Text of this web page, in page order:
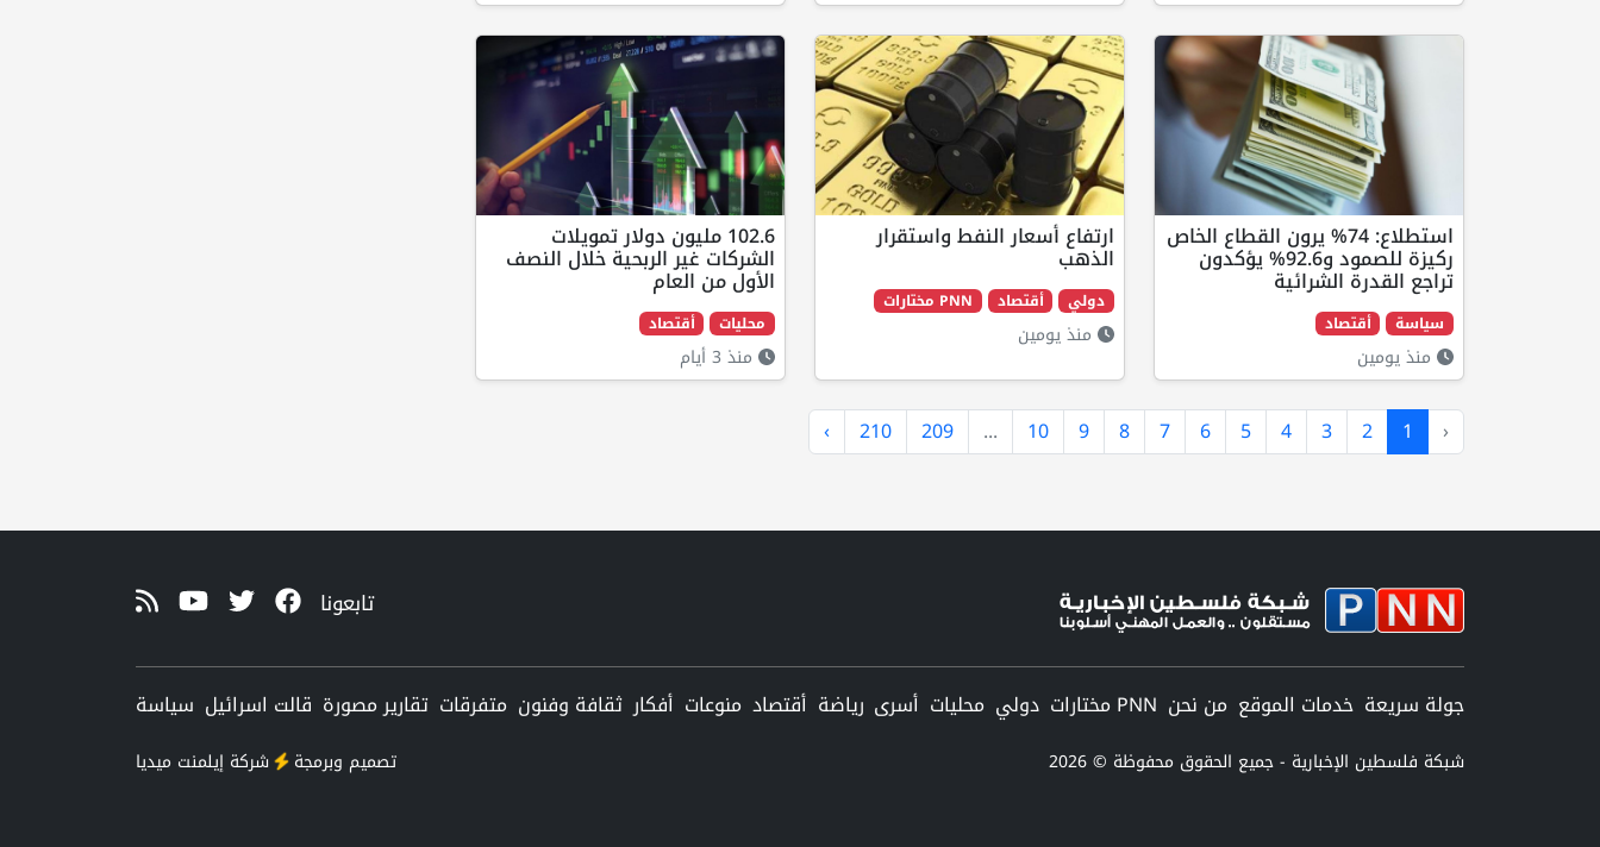
استطلاع: 74% يرون القطاع الخاص
ركيزة للصمود و92.6% يؤكدون
تراجع القدرة الشرائية
سياسة أقتصاد
منذ يومين
ارتفاع أسعار النفط واستقرار
الذهب
دولي أقتصاد PNN مختارات
منذ يومين
102.6 مليون دولار تمويلات
الشركات غير الربحية خلال النصف
الأول من العام
محليات أقتصاد
منذ 3 أيام
‹
1
2
3
4
5
6
7
8
9
10
...
209
210
›
تابعونا
جولة سريعة خدمات الموقع من نحن PNN مختارات دولي محليات أسرى رياضة أقتصاد منوعات أفكار ثقافة وفنون متفرقات تقارير مصورة قالت اسرائيل سياسة
شبكة فلسطين الإخبارية - جميع الحقوق محفوظة © 2026 تصميم وبرمجة شركة إيلمنت ميديا